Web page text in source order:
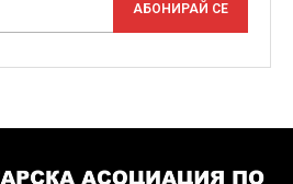
АБОНИРАЙ СЕ